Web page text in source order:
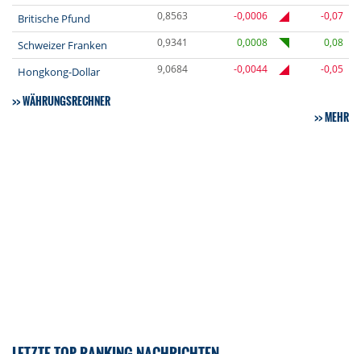
Britische Pfund 0,8563 -0,0006 -0,07
Schweizer Franken 0,9341 0,0008 0,08
Hongkong-Dollar 9,0684 -0,0044 -0,05
WÄHRUNGSRECHNER
MEHR